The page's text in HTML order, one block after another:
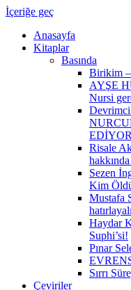
İçeriğe geç
Anasayfa
Kitaplar
Basında
Birikim –
AYŞE
Nursi
EDİYOR
Risale
Sezen
Kim
Mustafa
Haydar
Suphi’si!
Pınar
Sırrı
Çeviriler